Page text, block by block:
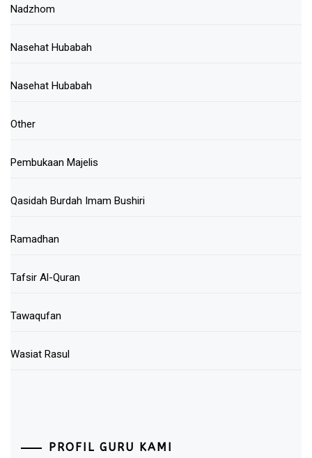
Nadzhom
Nasehat Hubabah
Nasehat Hubabah
Other
Pembukaan Majelis
Qasidah Burdah Imam Bushiri
Ramadhan
Tafsir Al-Quran
Tawaqufan
Wasiat Rasul
PROFIL GURU KAMI